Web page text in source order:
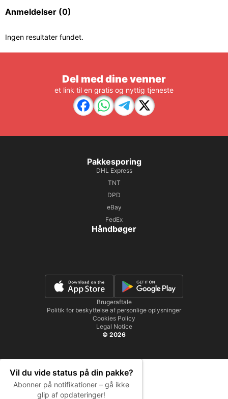
Anmeldelser (0)
Ingen resultater fundet.
Del med dine venner
et link til en gratis og nyttig tjeneste
Pakkesporing
DHL Express
TNT
DPD
eBay
FedEx
Håndbøger
Brugeraftale
Politik for beskyttelse af personlige oplysninger
Cookies Policy
Legal Notice
© 2026
Vil du vide status på din pakke?
Abonner på notifikationer – gå ikke
glip af opdateringer!